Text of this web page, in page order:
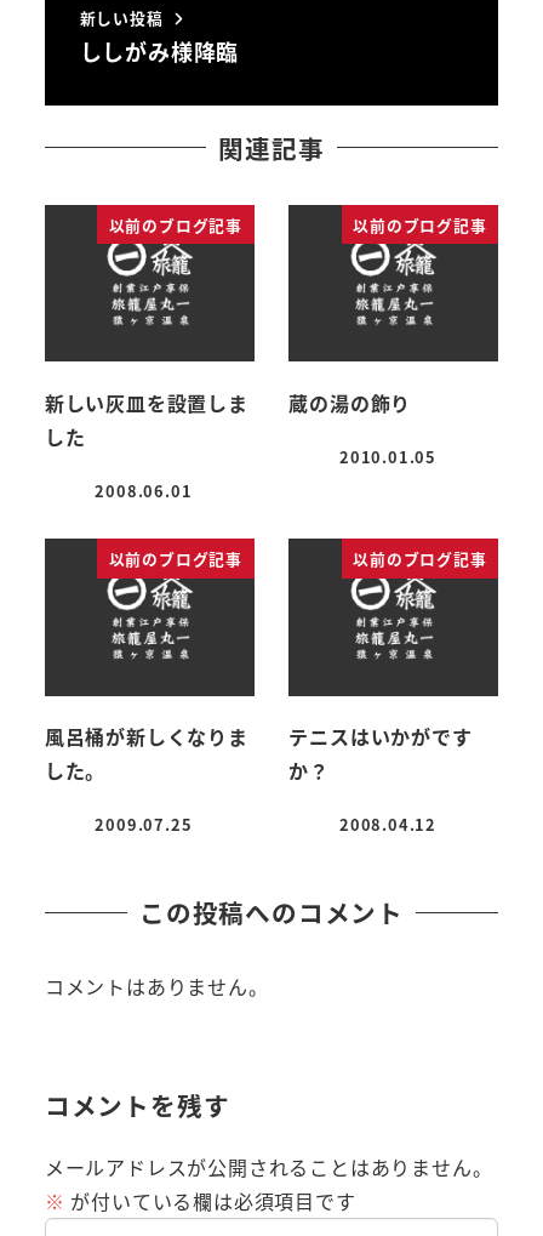
新しい投稿
ししがみ様降臨
関連記事
以前のブログ記事
新しい灰皿を設置しま
した
投稿日
2008.06.01
以前のブログ記事
蔵の湯の飾り
投稿日
2010.01.05
以前のブログ記事
風呂桶が新しくなりま
した。
投稿日
2009.07.25
以前のブログ記事
テニスはいかがです
か？
投稿日
2008.04.12
この投稿へのコメント
コメントはありません。
コメントを残す
メールアドレスが公開されることはありません。
※ が付いている欄は必須項目です